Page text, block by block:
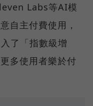
Labs等AI模
自主付費使用，
了「指數級增
多使用者樂於付